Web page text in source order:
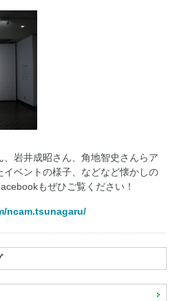
岩井成昭さん、角地智史さんらア
ベントの様子、などなど懐かしの
もぜひご覧ください！
ncam.tsunagaru/